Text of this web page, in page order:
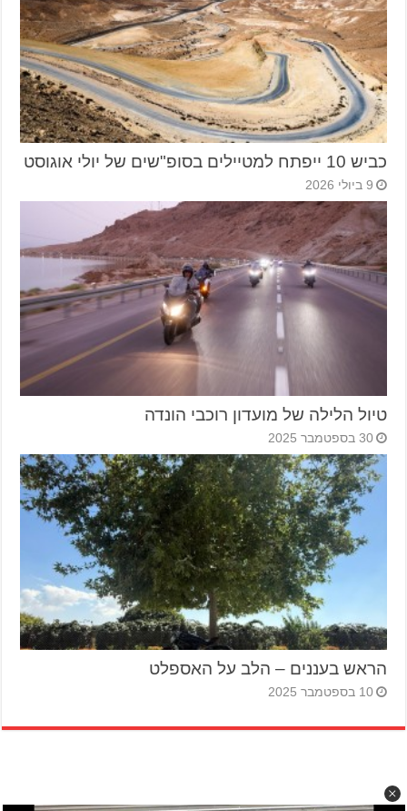
כביש 10 ייפתח למטיילים בסופ"שים של יולי אוגוסט
9 ביולי 2026
טיול הלילה של מועדון רוכבי הונדה
30 בספטמבר 2025
הראש בעננים – הלב על האספלט
10 בספטמבר 2025